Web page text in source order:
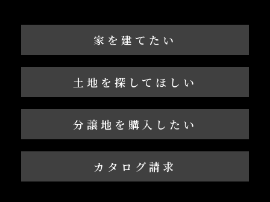
家を建てたい
土地を探してほしい
分譲地を購入したい
カタログ請求